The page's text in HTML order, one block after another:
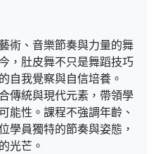
術、音樂節奏與力量的舞
，肚皮舞不只是舞蹈技巧
自我覺察與自信培養。
傳統與現代元素，帶領學
能性。課程不強調年齡、
學員獨特的節奏與姿態，
光芒。